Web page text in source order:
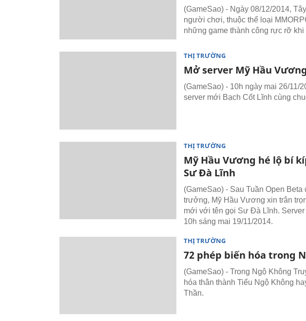
(GameSao) - Ngày 08/12/2014,
người chơi, thuộc thể loại
những game thành công rực rỡ khi
THỊ TRƯỜNG
Mở server Mỹ Hầu
(GameSao) - 10h ngày mai 26/11/
server mới Bạch Cốt Lĩnh cùng
THỊ TRƯỜNG
Mỹ Hầu Vương hé lộ bí
Sư Đà Lĩnh
(GameSao) - Sau Tuần Open
trưởng, Mỹ Hầu Vương xin trân
mới với tên gọi Sư Đà Lĩnh.
10h sáng mai 19/11/2014.
THỊ TRƯỜNG
72 phép biến hóa trong
(GameSao) - Trong Ngộ Không
hóa thân thành Tiểu Ngộ Không
Thần.